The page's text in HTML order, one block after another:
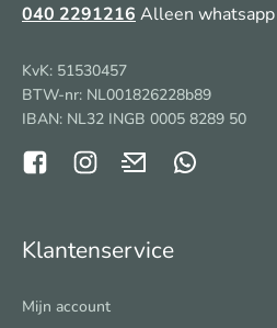
040 2291216 Alleen whatsapp
KvK: 51530457
BTW-nr: NL001826228b89
IBAN: NL32 INGB 0005 8289 50
Klantenservice
Mijn account